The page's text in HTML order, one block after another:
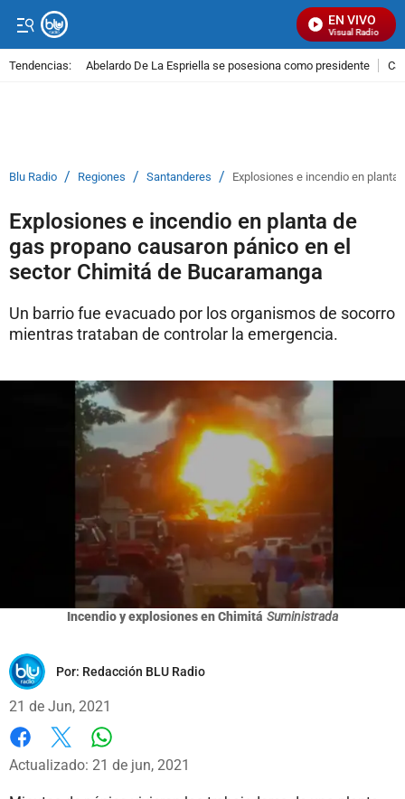
EN VIVO
Señal Visual Radio
Tendencias: Abelardo De La Espriella se posesiona como presidente
Blu Radio / Regiones / Santanderes / Explosiones e incendio en
Explosiones e incendio en planta de
gas propano causaron pánico en el
sector Chimitá de Bucaramanga
Un barrio fue evacuado por los organismos de socorro
mientras trataban de controlar la emergencia.
Incendio y explosiones en Chimitá Suministrada
Por: Redacción BLU Radio
21 de Jun, 2021
Facebook
X
Actualizado: 21 de jun, 2021